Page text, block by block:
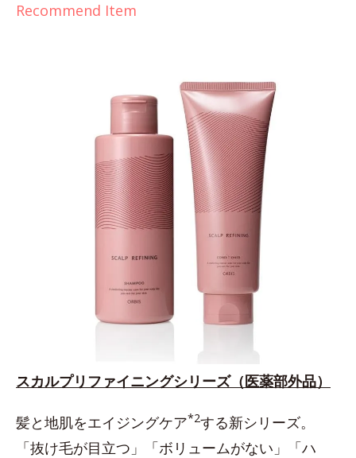
Recommend Item
スカルプリファイニングシリーズ（医薬部外品）
髪と地肌をエイジングケア*2する新シリーズ。
「抜け毛が目立つ」「ボリュームがない」「ハ